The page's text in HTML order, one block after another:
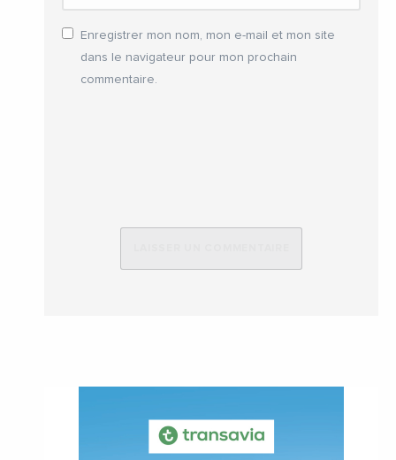
Enregistrer mon nom, mon e-mail et mon site
dans le navigateur pour mon prochain
commentaire.